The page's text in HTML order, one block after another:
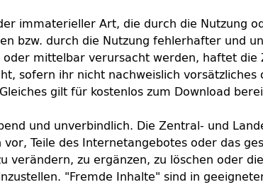
immaterieller Art, die durch die Nutzung
bzw. durch die Nutzung fehlerhafter und
mittelbar verursacht werden, haftet die
sofern ihr nicht nachweislich
gilt für kostenlos zum Download
und unverbindlich. Die Zentral- und
Teile des Internetangebotes oder das
verändern, zu ergänzen, zu löschen oder
"Fremde Inhalte" sind in